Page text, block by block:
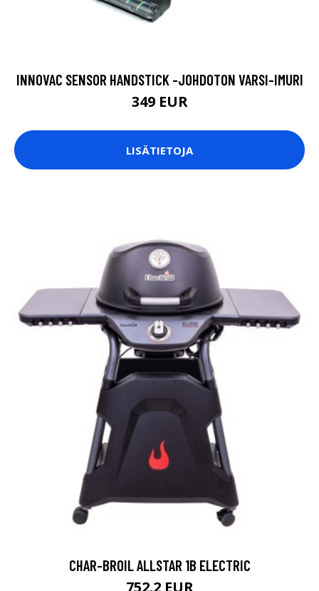
INNOVAC SENSOR HANDSTICK -JOHDOTON VARSI-IMURI
349 EUR
LISÄTIETOJA
CHAR-BROIL ALLSTAR 1B ELECTRIC
752.2 EUR